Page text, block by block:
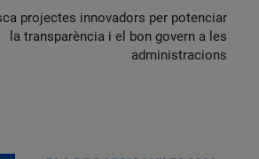
projectes innovadors per potenciar
la transparència i el bon govern a les
administracions